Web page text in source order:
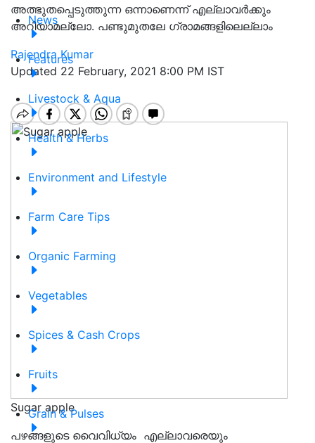
News
Features
Livestock & Aqua
Health & Herbs
Environment and Lifestyle
Farm Care Tips
Organic Farming
Vegetables
Spices & Cash Crops
Fruits
Grain & Pulses
അത്ഭുതപ്പെടുത്തുന്ന ഒന്നാണെന്ന് എല്ലാവർക്കും
അറിയാമല്ലോ. പണ്ടുമുതലേ ഗ്രാമങ്ങളിലെല്ലാം
Rajendra Kumar
Updated 22 February, 2021 8:00 PM IST
Sugar apple
പഴങ്ങളുടെ വൈവിധ്യം എല്ലാവരെയും